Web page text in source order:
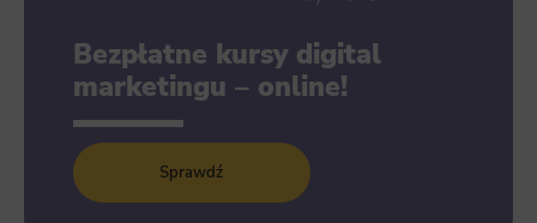
Bezpłatne kursy digital
marketingu – online!
Sprawdź